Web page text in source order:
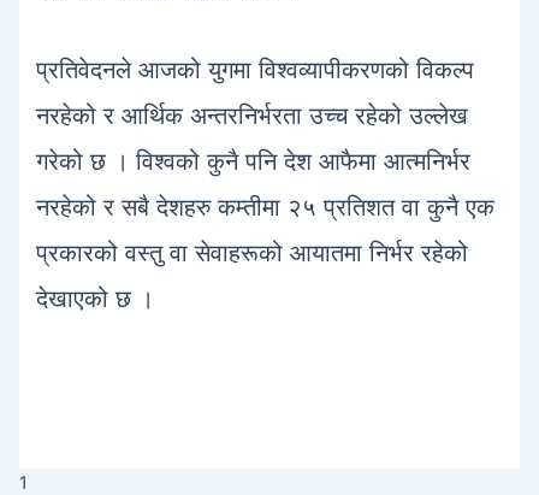
प्रतिवेदनले आजको युगमा विश्वव्यापीकरणको विकल्प
नरहेको र आर्थिक अन्तरनिर्भरता उच्च रहेको उल्लेख
गरेको छ । विश्वको कुनै पनि देश आफैमा आत्मनिर्भर
नरहेको र सबै देशहरु कम्तीमा २५ प्रतिशत वा कुनै एक
प्रकारको वस्तु वा सेवाहरूको आयातमा निर्भर रहेको
देखाएको छ ।
1